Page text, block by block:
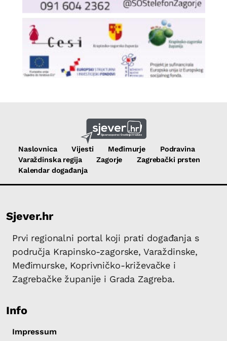
Naslovnica Vijesti Međimurje
Podravina
Varaždinska regija
Zagorje
Zagrebački prsten
Kalendar događanja
Sjever.hr
Prvi regionalni portal koji prati događanja s
područja Krapinsko-zagorske, Varaždinske,
Međimurske, Koprivničko-križevačke i
Zagrebačke županije i Grada Zagreba.
Info
Impressum